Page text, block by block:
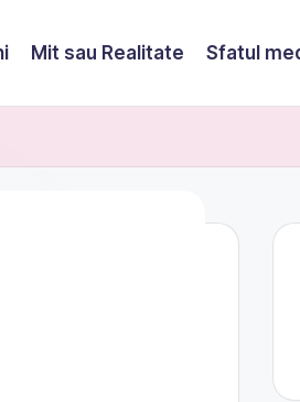
Mit sau Realitate Sfatul